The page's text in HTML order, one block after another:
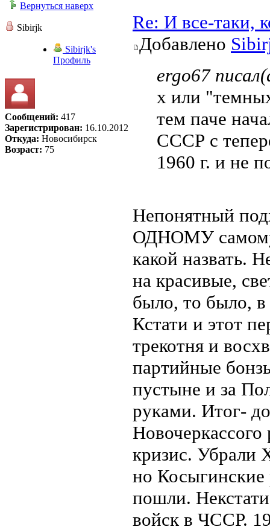
Вернуться наверх
Sibirjk
Sibirjk's
Профиль
Сообщений: 417
Зарегистрирован: 16.10.2012
Откуда: Новосибирск
Возраст: 75
Re: И все-таки,
Добавлено
ergo67
х или
тем паче
СССР с
1960 г. и не
Непонятный
ОДНОМУ самому
какой назвать.
на красивые,
было, то было, в
Кстати и этот
трекотня и
партийные
пустыне и за
руками. Итог-
кризис. Убрали
но Косыгинские
пошли.
войск в ЧССР.